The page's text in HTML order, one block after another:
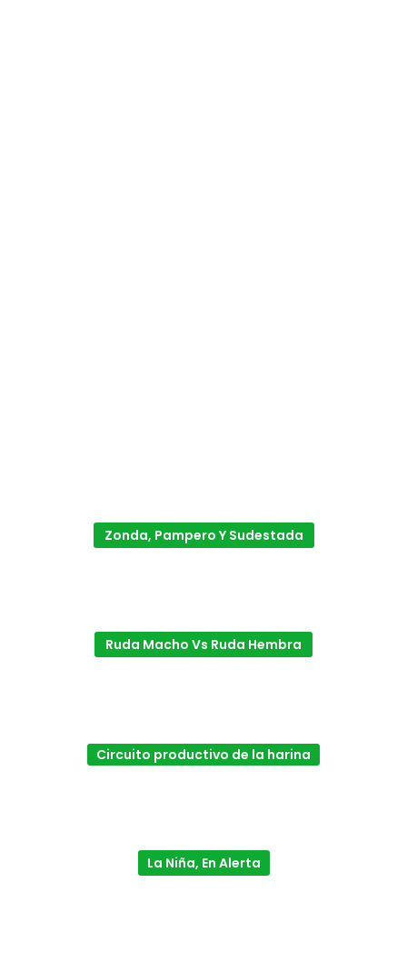
Zonda, Pampero Y Sudestada
Ruda Macho Vs Ruda Hembra
Circuito productivo de la harina
La Niña, En Alerta